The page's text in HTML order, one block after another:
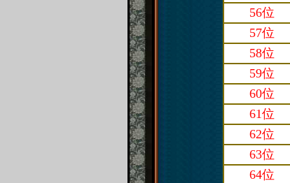
56位
57位
58位
59位
60位
61位
62位
63位
64位